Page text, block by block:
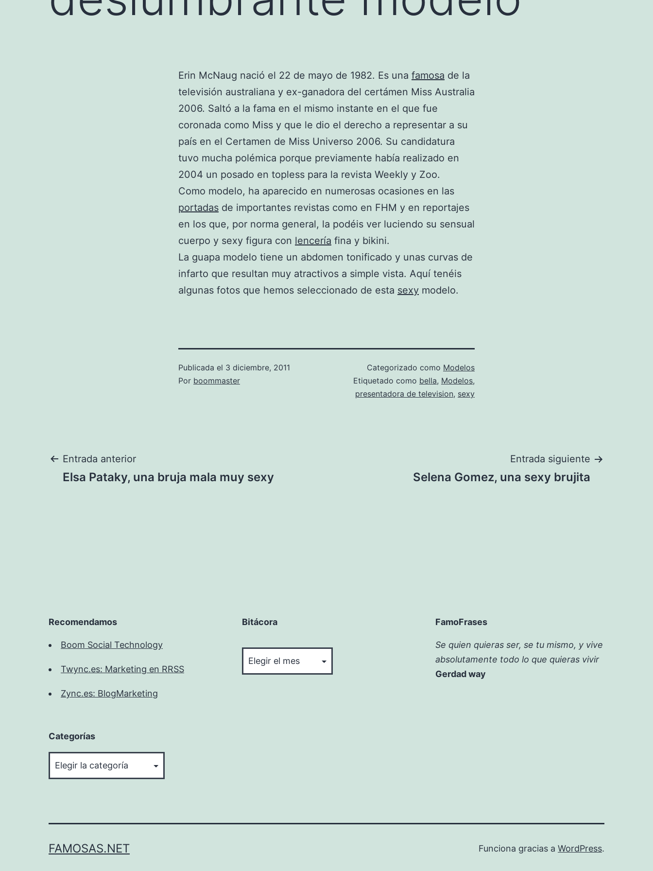
Erin McNaug nació el 22 de mayo de 1982. Es una famosa de la
televisión australiana y ex-ganadora del certámen Miss Australia
2006. Saltó a la fama en el mismo instante en el que fue
coronada como Miss y que le dio el derecho a representar a su
país en el Certamen de Miss Universo 2006. Su candidatura
tuvo mucha polémica porque previamente había realizado en
2004 un posado en topless para la revista Weekly y Zoo.
Como modelo, ha aparecido en numerosas ocasiones en las
portadas de importantes revistas como en FHM y en reportajes
en los que, por norma general, la podéis ver luciendo su sensual
cuerpo y sexy figura con lencería fina y bikini.
La guapa modelo tiene un abdomen tonificado y unas curvas de
infarto que resultan muy atractivos a simple vista. Aquí tenéis
algunas fotos que hemos seleccionado de esta sexy modelo.
Publicada el 3 diciembre, 2011
Por boommaster
Categorizado como Modelos
Etiquetado como bella, Modelos,
presentadora de television, sexy
Navegación
Entrada anterior
Elsa Pataky, una bruja mala muy sexy
Entrada siguiente
Selena Gomez, una sexy brujita
Recomendamos
Boom Social Technology
Twync.es: Marketing en RRSS
Zync.es: BlogMarketing
Bitácora FamoFrases
Se quien quieras ser, se tu mismo, y vive
absolutamente todo lo que quieras vivir
Gerdad way
Categorías
FAMOSAS.NET Funciona gracias a WordPress.